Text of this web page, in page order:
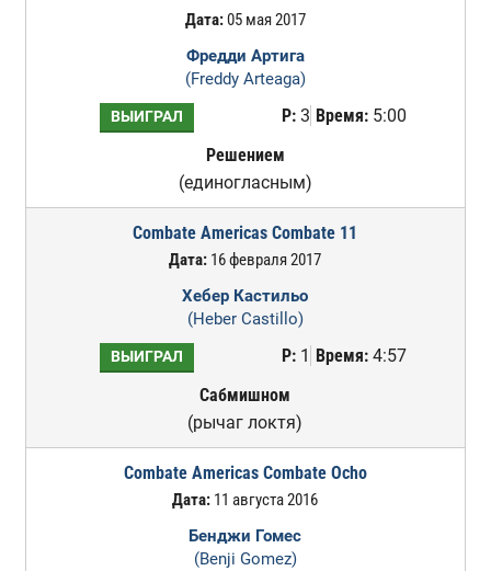
Дата:05 мая 2017
Фредди Артига
(Freddy Arteaga)
ВЫИГРАЛ Р:3 Время:5:00
Решением
(единогласным)
Combate Americas Combate 11
Дата: 16 февраля 2017
Хебер Кастильо
(Heber Castillo)
ВЫИГРАЛ Р:1 Время:4:57
Сабмишном
(рычаг локтя)
Combate Americas Combate Ocho
Дата: 11 августа 2016
Бенджи Гомес
(Benji Gomez)